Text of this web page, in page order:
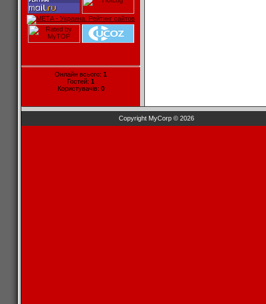
Онлайн всього: 1
Гостей: 1
Користувачів: 0
Copyright MyCorp © 2026